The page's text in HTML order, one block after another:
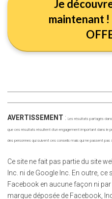
Je
maintenant
AVERTISSEMENT : Les résultats partagés
que ces résultats résultent d'un engagement important dans le
des personnes qui suivent ces conseils mais qui ne passent
Ce site ne fait pas partie du site
Inc. ni de Google Inc. En outre, ce
Facebook en aucune façon ni
marque déposée de Facebook,